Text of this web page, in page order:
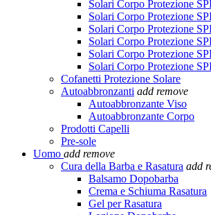
Solari Corpo Protezione
Solari Corpo Protezione
Solari Corpo Protezione
Solari Corpo Protezione
Solari Corpo Protezione
Solari Corpo Protezione
Cofanetti Protezione Solare
Autoabbronzanti add remove
Autoabbronzante Viso
Autoabbronzante Corpo
Prodotti Capelli
Pre-sole
Uomo add remove
Cura della Barba e Rasatura add
Balsamo Dopobarba
Crema e Schiuma Rasatura
Gel per Rasatura